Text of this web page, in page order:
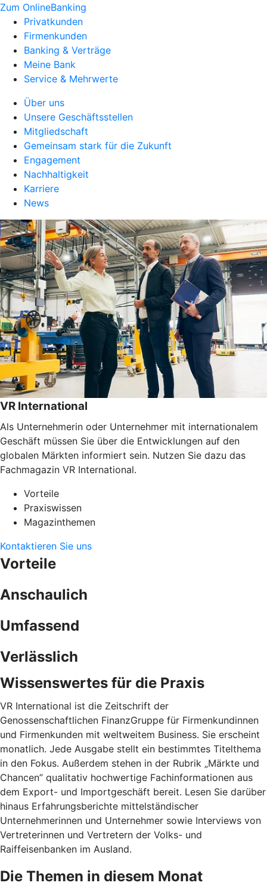
Zum OnlineBanking
Privatkunden
Firmenkunden
Banking & Verträge
Meine Bank
Service & Mehrwerte
Über uns
Unsere Geschäftsstellen
Mitgliedschaft
Gemeinsam stark für die Zukunft
Engagement
Nachhaltigkeit
Karriere
News
VR International
Als Unternehmerin oder Unternehmer mit internationalem
Geschäft müssen Sie über die Entwicklungen auf den
globalen Märkten informiert sein. Nutzen Sie dazu das
Fachmagazin VR International.
Vorteile
Praxiswissen
Magazinthemen
Kontaktieren Sie uns
Vorteile
Anschaulich
Umfassend
Verlässlich
Wissenswertes für die Praxis
VR International ist die Zeitschrift der
Genossenschaftlichen FinanzGruppe für Firmenkundinnen
und Firmenkunden mit weltweitem Business. Sie erscheint
monatlich. Jede Ausgabe stellt ein bestimmtes Titelthema
in den Fokus. Außerdem stehen in der Rubrik „Märkte und
Chancen” qualitativ hochwertige Fachinformationen aus
dem Export- und Importgeschäft bereit. Lesen Sie darüber
hinaus Erfahrungsberichte mittelständischer
Unternehmerinnen und Unternehmer sowie Interviews von
Vertreterinnen und Vertretern der Volks- und
Raiffeisenbanken im Ausland.
Die Themen in diesem Monat